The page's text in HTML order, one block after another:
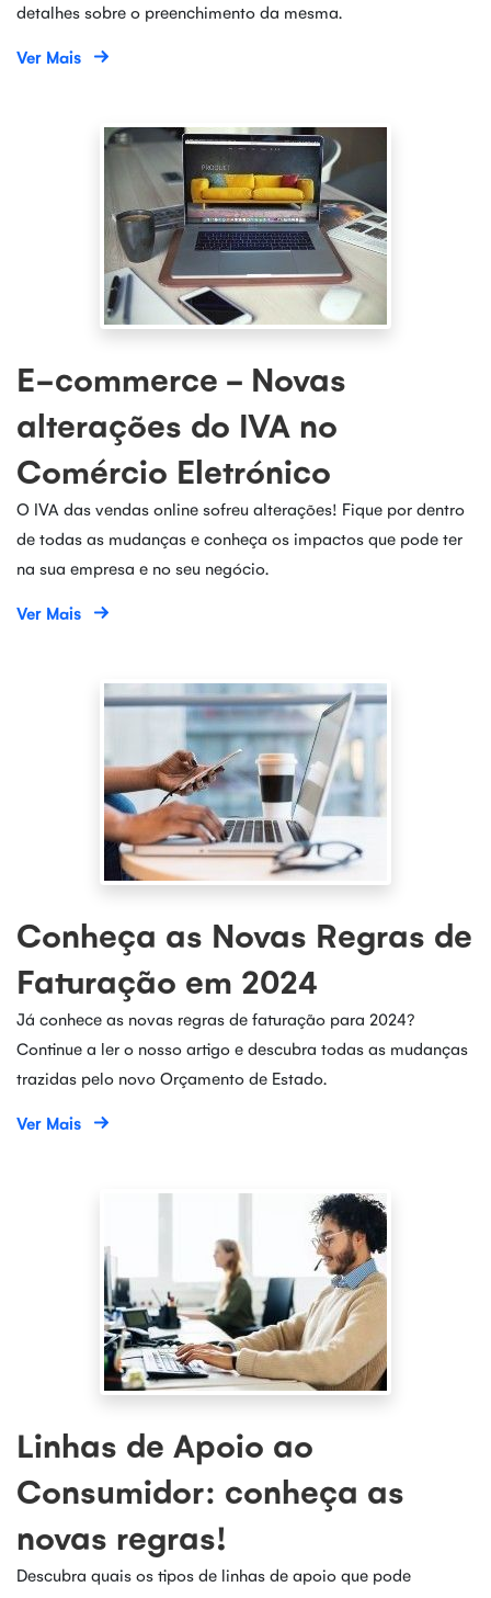
detalhes sobre o preenchimento da mesma.
Ver Mais
E-commerce - Novas
alterações do IVA no
Comércio Eletrónico
O IVA das vendas online sofreu alterações! Fique por dentro
de todas as mudanças e conheça os impactos que pode ter
na sua empresa e no seu negócio.
Ver Mais
Conheça as Novas Regras de
Faturação em 2024
Já conhece as novas regras de faturação para 2024?
Continue a ler o nosso artigo e descubra todas as mudanças
trazidas pelo novo Orçamento de Estado.
Ver Mais
Linhas de Apoio ao
Consumidor: conheça as
novas regras!
Descubra quais os tipos de linhas de apoio que pode